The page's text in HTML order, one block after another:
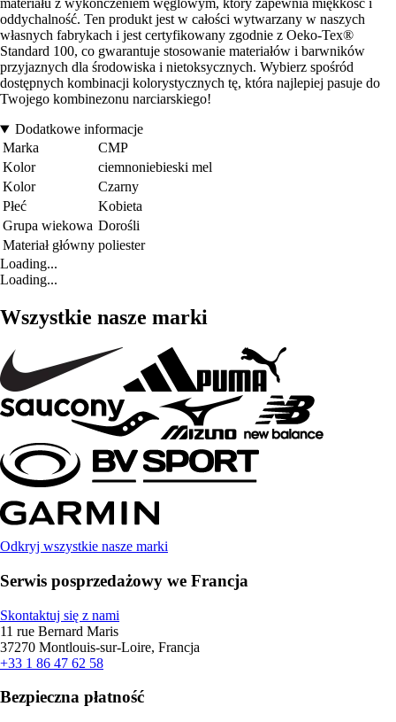
materiału z wykończeniem węglowym, który zapewnia miękkość i
oddychalność. Ten produkt jest w całości wytwarzany w naszych
własnych fabrykach i jest certyfikowany zgodnie z Oeko-Tex®
Standard 100, co gwarantuje stosowanie materiałów i barwników
przyjaznych dla środowiska i nietoksycznych. Wybierz spośród
dostępnych kombinacji kolorystycznych tę, która najlepiej pasuje do
Twojego kombinezonu narciarskiego!
Dodatkowe informacje
Marka
CMP
Kolor
ciemnoniebieski mel
Kolor
Czarny
Płeć
Kobieta
Grupa wiekowa Dorośli
Materiał główny poliester
Loading...
Loading...
Wszystkie nasze marki
Odkryj wszystkie nasze marki
Serwis posprzedażowy we Francja
Skontaktuj się z nami
11 rue Bernard Maris
37270 Montlouis-sur-Loire, Francja
+33 1 86 47 62 58
Bezpieczna płatność